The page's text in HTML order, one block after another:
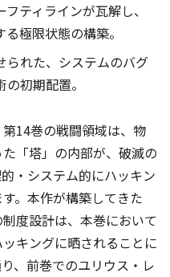
ティラインが瓦解し、
極限状態の構築。
られた、システムのバグ
初期配置。
14巻の戦闘領域は、物
「塔」の内部が、破滅の
・システム的にハッキン
。本作が構築してきた
度設計は、本巻において
キングに晒されることに
、前巻でのユリウス・レ